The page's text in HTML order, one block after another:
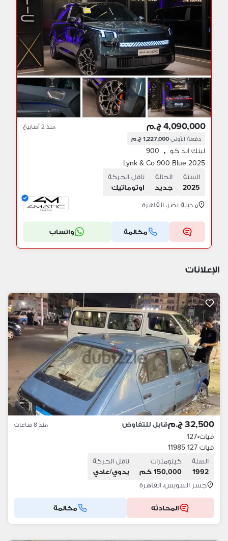
4,090,000 ج.م
دفعة الأولى1,227,000 ج.م
منذ 2 أسابيع
لينك اند كو •
900
Lynk & Co 900 Blue 2025
السنة
2025
الحالة
جديد
ناقل الحركة
اوتوماتيك
مدينة نصر، القاهرة
مكالمة واتساب
الإعلانات
32,500 ج.م قابل للتفاوض منذ 8 ساعات
فيات•
127
فيات 127 11985
السنة
1992
كيلومترات
150,000 كم
ناقل الحركة
يدوي/عادي
جسر السويس، القاهرة
المحادثه مكالمة